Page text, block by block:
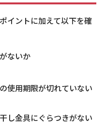
イントに加えて以下を確
ないか
使用期限が切れていない
し金具にぐらつきがない